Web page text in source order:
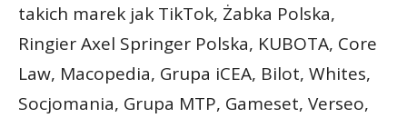
takich marek jak TikTok, Żabka Polska,
Ringier Axel Springer Polska, KUBOTA, Core
Law, Macopedia, Grupa iCEA, Bilot, Whites,
Socjomania, Grupa MTP, Gameset, Verseo,